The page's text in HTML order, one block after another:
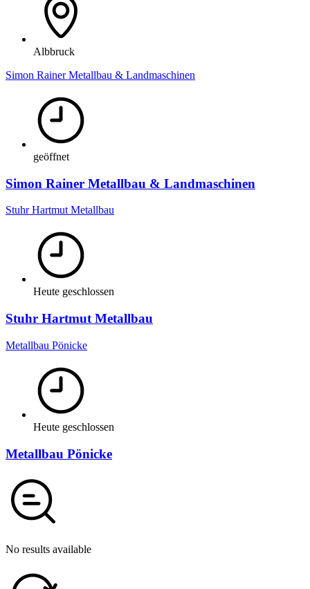
Albbruck
Simon Rainer Metallbau & Landmaschinen
geöffnet
Simon Rainer Metallbau & Landmaschinen
Stuhr Hartmut Metallbau
Heute geschlossen
Stuhr Hartmut Metallbau
Metallbau Pönicke
Heute geschlossen
Metallbau Pönicke
No results available